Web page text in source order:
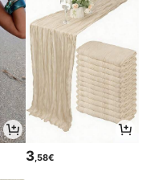
3 ,58€